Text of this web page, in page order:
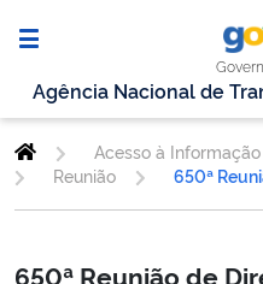
Agência Nacional de
Acesso à Informação
Reunião
650ª
650ª Reunião de